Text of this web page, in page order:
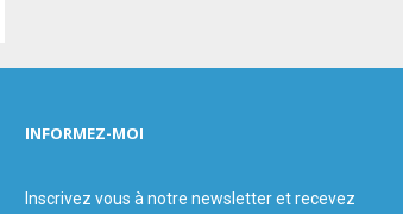
INFORMEZ-MOI
Inscrivez vous à notre newsletter et recevez